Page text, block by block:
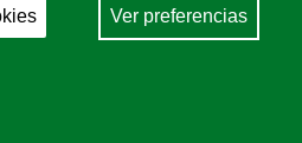
Seguridade Social, 275.
Ver preferencias